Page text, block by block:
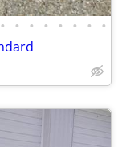
• • • • • • • •